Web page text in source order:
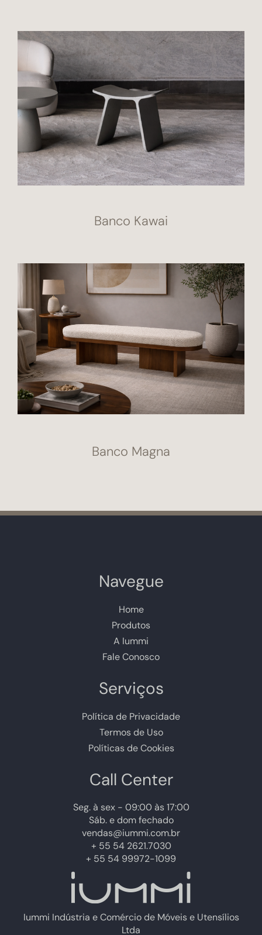
Banco Kawai
Banco Magna
Navegue
Home
Produtos
A Iummi
Fale Conosco
Serviços
Política de Privacidade
Termos de Uso
Políticas de Cookies
Call Center
Seg. à sex - 09:00 às 17:00
Sáb. e dom fechado
vendas@iummi.com.br
+ 55 54 2621.7030
+ 55 54 99972-1099
Iummi Indústria e Comércio de Móveis e Utensílios
Ltda